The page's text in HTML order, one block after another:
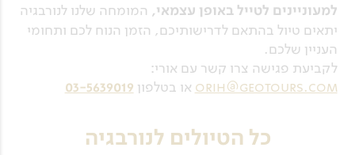
למעוניינים לטייל באופן עצמאי, המומחה שלנו לנורבגיה
יתאים טיול בהתאם לדרישותיכם, הזמן הנוח לכם ותחומי
העניין שלכם.
לקביעת פגישה צרו קשר עם אורי:
orih@geotours.com או בטלפון 03-5639019
כל הטיולים לנורבגיה